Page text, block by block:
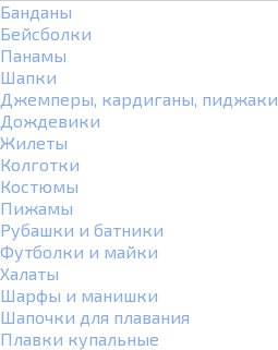
Банданы
Бейсболки
Панамы
Шапки
Джемперы, кардиганы, пиджаки
Дождевики
Жилеты
Колготки
Костюмы
Пижамы
Рубашки и батники
Футболки и майки
Халаты
Шарфы и манишки
Шапочки для плавания
Плавки купальные